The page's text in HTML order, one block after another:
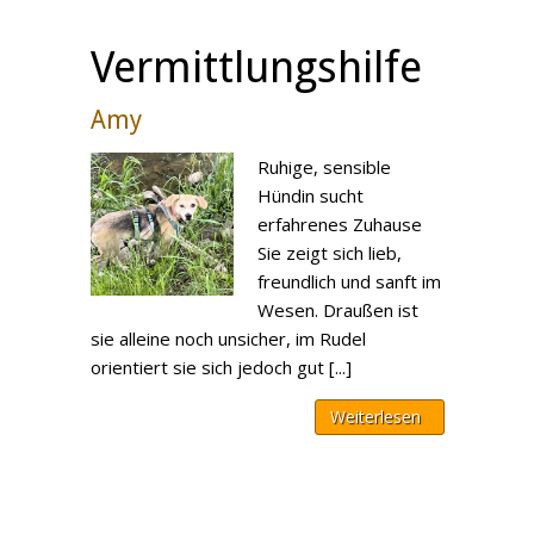
Vermittlungshilfe
Amy
Ruhige, sensible
Hündin sucht
erfahrenes Zuhause
Sie zeigt sich lieb,
freundlich und sanft im
Wesen. Draußen ist
sie alleine noch unsicher, im Rudel
orientiert sie sich jedoch gut [...]
Weiterlesen